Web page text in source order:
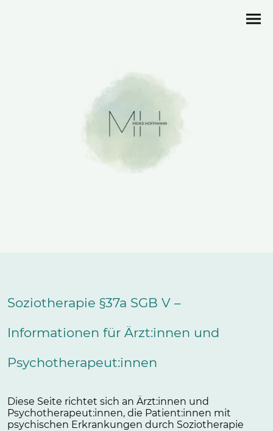
Soziotherapie §37a SGB V –
Informationen für Ärzt:innen und
Psychotherapeut:innen
Diese Seite richtet sich an Ärzt:innen und
Psychotherapeut:innen, die Patient:innen mit
psychischen Erkrankungen durch Soziotherapie